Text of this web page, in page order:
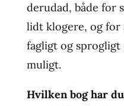
derudad, både for
lidt klogere, og for
fagligt og sprogligt
muligt.
Hvilken bog har